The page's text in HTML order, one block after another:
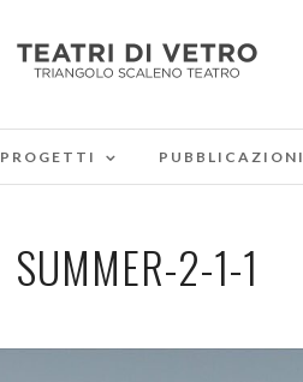
PROGETTI PUBBLICAZIONI
SUMMER-2-1-1